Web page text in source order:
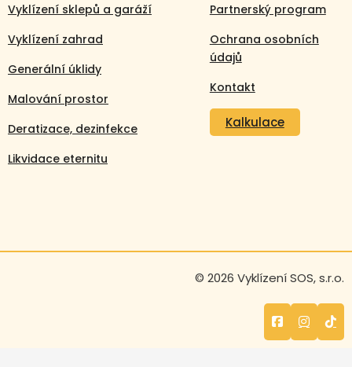
Vyklízení sklepů a garáží
Vyklízení zahrad
Generální úklidy
Malování prostor
Deratizace, dezinfekce
Likvidace eternitu
Partnerský program
Ochrana osobních
údajů
Kontakt
Kalkulace
© 2026 Vyklízení SOS, s.r.o.